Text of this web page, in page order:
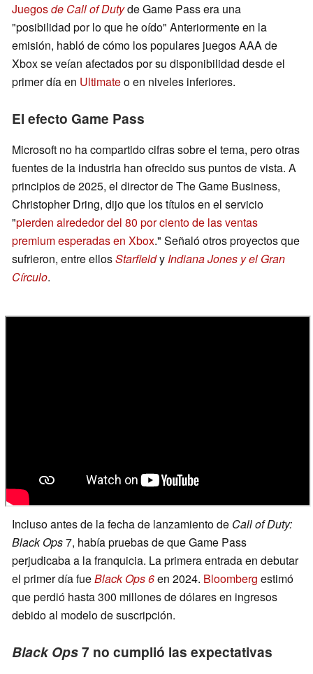
Juegosde Call of Dutyde Game Pass era una
"posibilidad por lo que he oído" Anteriormente en la
emisión, habló de cómo los populares juegos AAA de
Xbox se veían afectados por su disponibilidad desde el
primer día en Ultimateo en niveles inferiores.
El efecto Game Pass
Microsoft no ha compartido cifras sobre el tema, pero otras
fuentes de la industria han ofrecido sus puntos de vista. A
principios de 2025, el director de The Game Business,
Christopher Dring, dijo que los títulos en el servicio
"pierden alrededor del 80 por ciento de las ventas
premium esperadas en Xbox." Señaló otros proyectos que
sufrieron, entre ellosStarfieldyIndiana Jones y el Gran
Círculo.
Incluso antes de la fecha de lanzamiento de Call of Duty:
Black Ops7, había pruebas de que Game Pass
perjudicaba a la franquicia. La primera entrada en debutar
el primer día fueBlack Ops 6en 2024. Bloomberg estimó
que perdió hasta 300 millones de dólares en ingresos
debido al modelo de suscripción.
Black Ops7 no cumplió las expectativas